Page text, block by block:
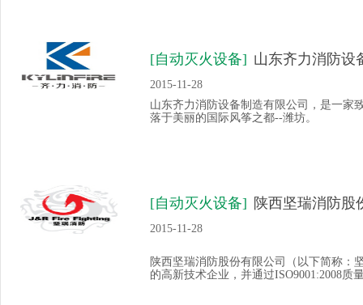
[自动灭火设备] 山东齐力消防设
2015-11-28
山东齐力消防设备制造有限公司，是一家
落于美丽的国际风筝之都--潍坊。
[自动灭火设备] 陕西坚瑞消防股
2015-11-28
陕西坚瑞消防股份有限公司（以下简称：
的高新技术企业，并通过ISO9001:2008